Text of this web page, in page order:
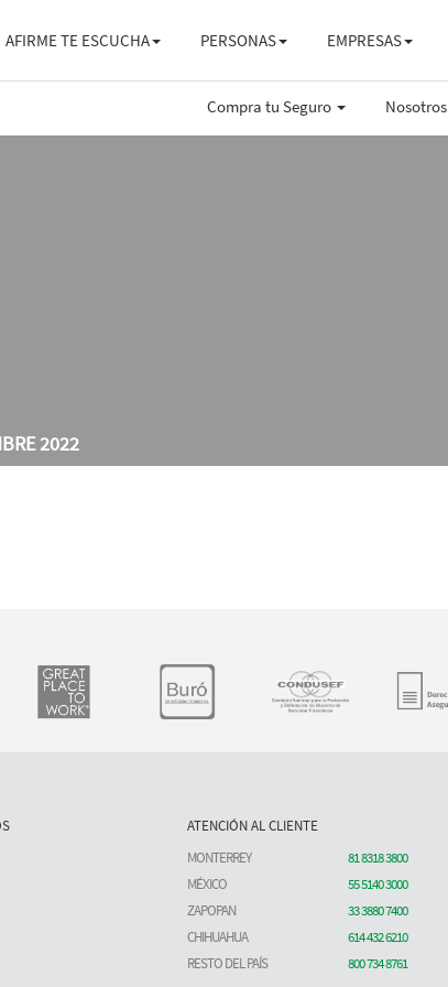
AFIRME TE ESCUCHA PERSONAS EMPRESAS
Compra tu Seguro Nosotros
2022
ATENCIÓN AL CLIENTE
MONTERREY
81 8318 3800
MÉXICO
55 5140 3000
ZAPOPAN
33 3880 7400
CHIHUAHUA
614 432 6210
RESTO DEL PAÍS
800 734 8761